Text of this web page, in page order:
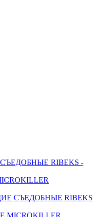
RIBEKS -
СЪЕДОБНЫЕ RIBEKS